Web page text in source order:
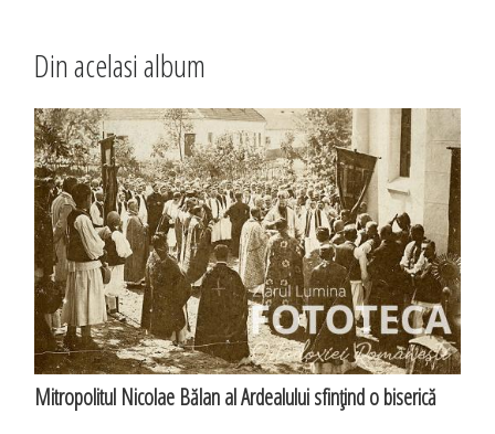
Din acelasi album
Mitropolitul Nicolae Bălan al Ardealului sfinţind o biserică